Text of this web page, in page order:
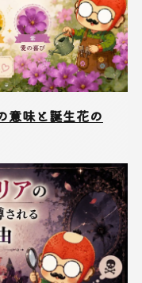
意味と誕生花の